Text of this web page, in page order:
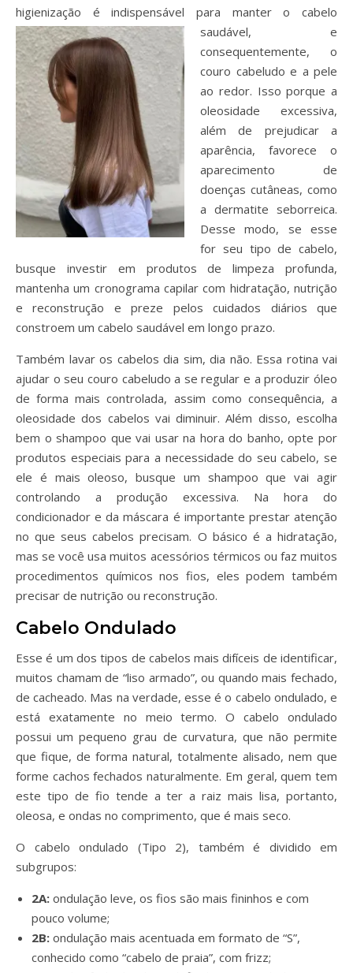
higienização é indispensável para manter o cabelo
saudável, e
consequentemente, o
couro cabeludo e a pele
ao redor. Isso porque a
oleosidade excessiva,
além de prejudicar a
aparência, favorece o
aparecimento de
doenças cutâneas, como
a dermatite seborreica.
Desse modo, se esse
for seu tipo de cabelo,
busque investir em produtos de limpeza profunda,
mantenha um cronograma capilar com hidratação, nutrição
e reconstrução e preze pelos cuidados diários que
constroem um cabelo saudável em longo prazo.
Também lavar os cabelos dia sim, dia não. Essa rotina vai
ajudar o seu couro cabeludo a se regular e a produzir óleo
de forma mais controlada, assim como consequência, a
oleosidade dos cabelos vai diminuir. Além disso, escolha
bem o shampoo que vai usar na hora do banho, opte por
produtos especiais para a necessidade do seu cabelo, se
ele é mais oleoso, busque um shampoo que vai agir
controlando a produção excessiva. Na hora do
condicionador e da máscara é importante prestar atenção
no que seus cabelos precisam. O básico é a hidratação,
mas se você usa muitos acessórios térmicos ou faz muitos
procedimentos químicos nos fios, eles podem também
precisar de nutrição ou reconstrução.
Cabelo Ondulado
Esse é um dos tipos de cabelos mais difíceis de identificar,
muitos chamam de “liso armado”, ou quando mais fechado,
de cacheado. Mas na verdade, esse é o cabelo ondulado, e
está exatamente no meio termo. O cabelo ondulado
possui um pequeno grau de curvatura, que não permite
que fique, de forma natural, totalmente alisado, nem que
forme cachos fechados naturalmente. Em geral, quem tem
este tipo de fio tende a ter a raiz mais lisa, portanto,
oleosa, e ondas no comprimento, que é mais seco.
O cabelo ondulado (Tipo 2), também é dividido em
subgrupos:
2A: ondulação leve, os fios são mais fininhos e com
pouco volume;
2B: ondulação mais acentuada em formato de “S”,
conhecido como “cabelo de praia”, com frizz;